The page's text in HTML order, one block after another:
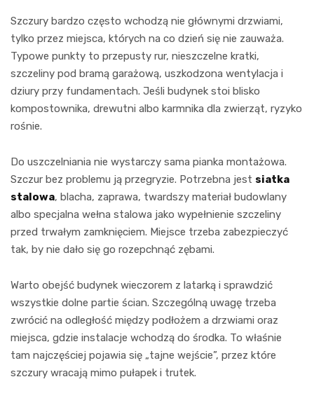
Szczury bardzo często wchodzą nie głównymi drzwiami,
tylko przez miejsca, których na co dzień się nie zauważa.
Typowe punkty to przepusty rur, nieszczelne kratki,
szczeliny pod bramą garażową, uszkodzona wentylacja i
dziury przy fundamentach. Jeśli budynek stoi blisko
kompostownika, drewutni albo karmnika dla zwierząt, ryzyko
rośnie.
Do uszczelniania nie wystarczy sama pianka montażowa.
Szczur bez problemu ją przegryzie. Potrzebna jest siatka
stalowa, blacha, zaprawa, twardszy materiał budowlany
albo specjalna wełna stalowa jako wypełnienie szczeliny
przed trwałym zamknięciem. Miejsce trzeba zabezpieczyć
tak, by nie dało się go rozepchnąć zębami.
Warto obejść budynek wieczorem z latarką i sprawdzić
wszystkie dolne partie ścian. Szczególną uwagę trzeba
zwrócić na odległość między podłożem a drzwiami oraz
miejsca, gdzie instalacje wchodzą do środka. To właśnie
tam najczęściej pojawia się „tajne wejście”, przez które
szczury wracają mimo pułapek i trutek.